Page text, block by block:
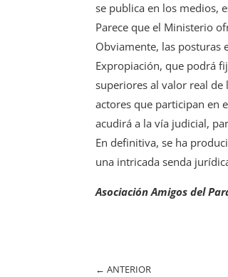
se publica en los medios,
Parece que el Ministerio
Obviamente, las posturas
Expropiación, que podrá
superiores al valor real de
actores que participan en
acudirá a la vía judicial,
En definitiva, se ha
una intricada senda
Asociación Amigos del
←ANTERIOR